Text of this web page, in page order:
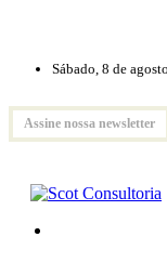
Sábado, 8 de
Assine nossa newsletter